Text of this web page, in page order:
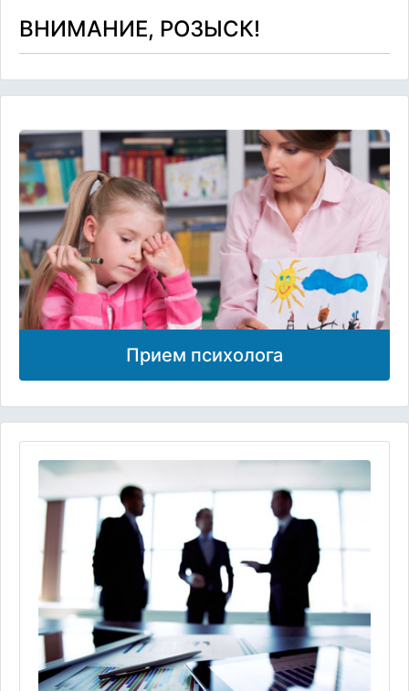
ВНИМАНИЕ, РОЗЫСК!
Прием психолога